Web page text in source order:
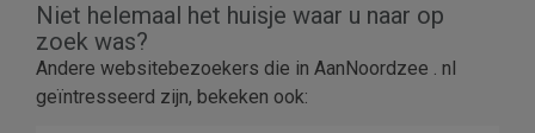
6
Niet helemaal het huisje waar u naar op
zoek was?
Andere websitebezoekers die in AanNoordzee . nl
geïntresseerd zijn, bekeken ook: